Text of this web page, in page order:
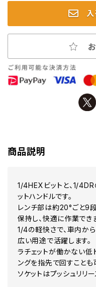
商品説明
1/4HEXビットと、1/
ットハンドルです。
レンチ部は約20°ごと9
保持し、快適に作業でき
1/4の軽快さで、車内か
広い用途で活躍します。
ラチェットが働かない低
ングを指先で回すことも
ソケットはプッシュリリ